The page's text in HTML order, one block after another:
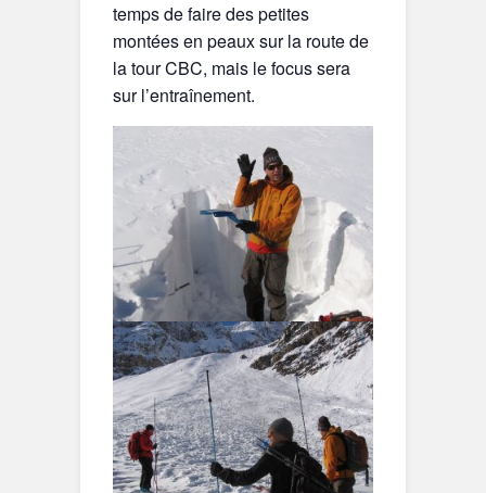
temps de faire des petites
montées en peaux sur la route de
la tour CBC, mais le focus sera
sur l’entraînement.